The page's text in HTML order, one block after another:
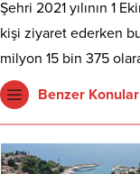
Şehri 2021 yılının 1
kişi ziyaret ederken bu
milyon 15 bin 375
Benzer Konular